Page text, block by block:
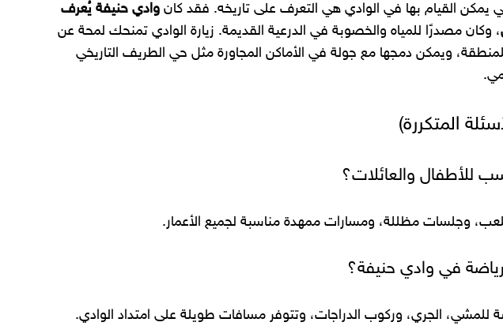
يمكن القيام بها في الوادي هي التعرف على تاريخه. فقد كان وادي حنيفة يُعرف
، وكان مصدرًا للمياه والخصوبة في الدرعية القديمة. زيارة الوادي تمنحك لمحة عن
للمنطقة، ويمكن دمجها مع جولة في الأماكن المجاورة مثل حي الطريف التاريخي
المتكررة)
للأطفال والعائلات؟
وجلسات مظللة، ومسارات ممهدة مناسبة لجميع الأعمار.
في وادي حنيفة؟
للمشي، الجري، وركوب الدراجات، وتتوفر مسافات طويلة على امتداد الوادي.